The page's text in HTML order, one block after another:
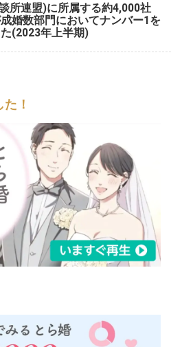
所連盟)に所属する約4,000社
婚数部門においてナンバー1を
(2023年上半期)
！